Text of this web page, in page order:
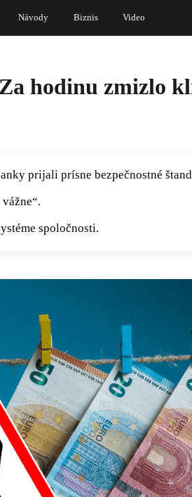
Návody Biznis Video
hodinu zmizlo
prijali prísne bezpečnostné
spoločnosti.